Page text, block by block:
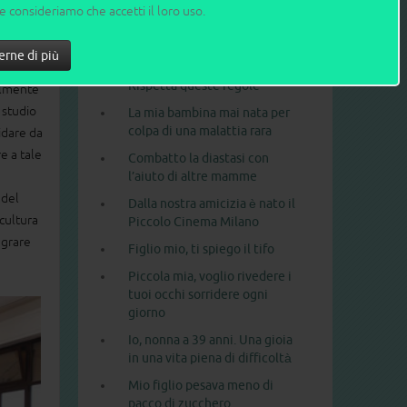
consideriamo che accetti il loro uso.
di più
del
da
a tale
Rispetta queste regole
La mia bambina mai nata per
colpa di una malattia rara
Combatto la diastasi con
l’aiuto di altre mamme
Dalla nostra amicizia è nato il
Piccolo Cinema Milano
Figlio mio, ti spiego il tifo
Piccola mia, voglio rivedere i
tuoi occhi sorridere ogni
giorno
Io, nonna a 39 anni. Una gioia
in una vita piena di difficoltà
Mio figlio pesava meno di
pacco di zucchero